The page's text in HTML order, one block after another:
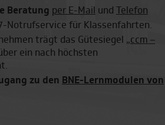
Beratung per E-Mail und Telefon
Notrufservice für Klassenfahrten.
trägt das Gütesiegel „ccm –
ein nach höchsten
zu den BNE-Lernmodulen von
Schnelle Buchung
Minuten